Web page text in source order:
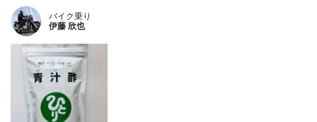
バイク乗り
伊藤 欣也